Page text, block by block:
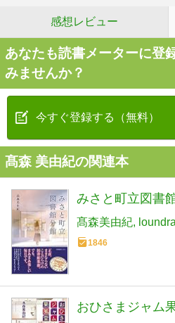
感想レビュー
あなたも読書メーターに登
みませんか？
今すぐ登録する（無料）
髙森 美由紀の関連本
みさと町立図書
髙森美由紀
1846
おひさまジャム